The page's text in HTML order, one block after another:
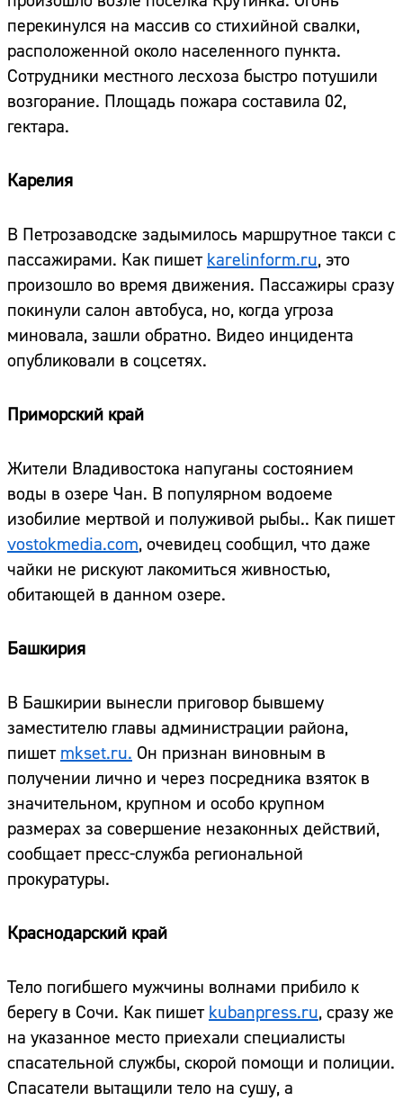
перекинулся на массив со стихийной свалки,
расположенной около населенного пункта.
Сотрудники местного лесхоза быстро потушили
возгорание. Площадь пожара составила 02,
гектара.
Карелия
В Петрозаводске задымилось маршрутное такси с
пассажирами. Как пишет karelinform.ru, это
произошло во время движения. Пассажиры сразу
покинули салон автобуса, но, когда угроза
миновала, зашли обратно. Видео инцидента
опубликовали в соцсетях.
Приморский край
Жители Владивостока напуганы состоянием
воды в озере Чан. В популярном водоеме
изобилие мертвой и полуживой рыбы.. Как пишет
vostokmedia.com, очевидец сообщил, что даже
чайки не рискуют лакомиться живностью,
обитающей в данном озере.
Башкирия
В Башкирии вынесли приговор бывшему
заместителю главы администрации района,
пишет mkset.ru. Он признан виновным в
получении лично и через посредника взяток в
значительном, крупном и особо крупном
размерах за совершение незаконных действий,
сообщает пресс-служба региональной
прокуратуры.
Краснодарский край
Тело погибшего мужчины волнами прибило к
берегу в Сочи. Как пишет kubanpress.ru, сразу же
на указанное место приехали специалисты
спасательной службы, скорой помощи и полиции.
Спасатели вытащили тело на сушу, а